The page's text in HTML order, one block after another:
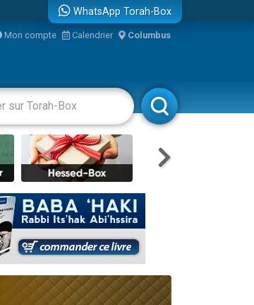
WhatsApp Torah-Box
Mon compte Calendrier Columbus
Livres Rabbanim